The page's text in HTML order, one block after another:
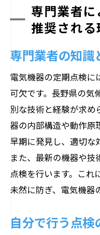
専門業者
推奨される
専門業者の知識
電気機器の定期点検に
可欠です。長野県の気
別な技術と経験が求め
器の内部構造や動作原
早期に発見し、適切な
また、最新の機器や技
点検を行います。これ
未然に防ぎ、電気機器
自分で行う点検